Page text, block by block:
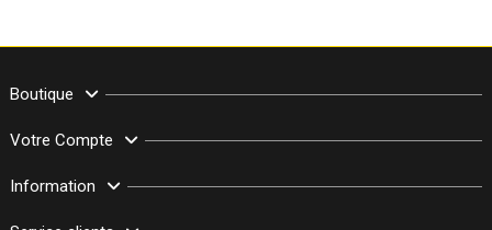
Boutique
Votre Compte
Information